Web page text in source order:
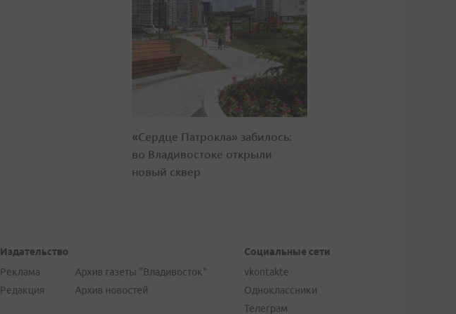
«Сердце Патрокла» забилось:
во Владивостоке открыли
новый сквер
Издательство
Реклама
Редакция
Архив газеты "Владивосток"
Архив новостей
Социальные сети
vkontakte
Одноклассники
Телеграм